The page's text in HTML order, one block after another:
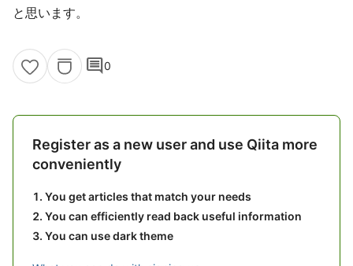
と思います。
comment0
Register as a new user and use Qiita more
conveniently
You get articles that match your needs
You can efficiently read back useful information
You can use dark theme